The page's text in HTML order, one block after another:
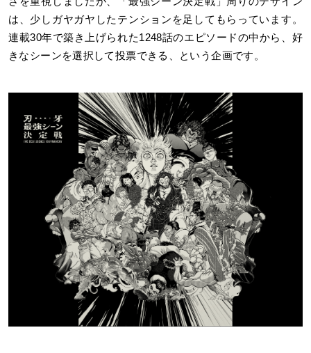
は、少しガヤガヤしたテンションを足してもらっています。
連載30年で築き上げられた1248話のエピソードの中から、好
きなシーンを選択して投票できる、という企画です。